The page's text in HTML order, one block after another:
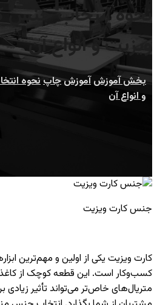
نحوه انتخاب جنس
ویزیت و انواع آن
بخش آموزش آموزشچاپنحوه
و انواع آن
جنس کارت ویزیت
کارت ویزیت یکی از اولین و مهم‌ترین
کسب‌وکار است. این قطعه کوچک از
متریال‌های خاص‌تر می‌تواند تأثیر زیادی